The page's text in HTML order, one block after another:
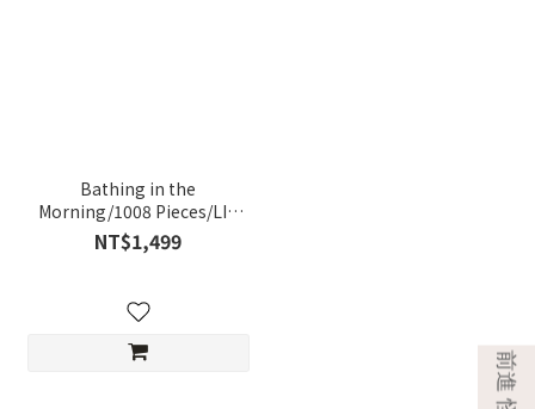
Bathing in the
Morning/1008 Pieces/LIN
Chih-Chu
NT$1,499